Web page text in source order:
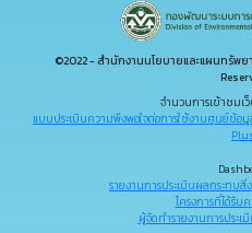
©2022 - สำนักงานนโยบายและแผนทรัพย
จำนวนการเข้าชมเว็
แบบประเมินความพึงพอใจต่อการใช้งานศูนย์ข้อ
รายงานการประเมินผลกระทบ
โครงการที่ได้รับ
ผู้จัดทำรายงานการประ